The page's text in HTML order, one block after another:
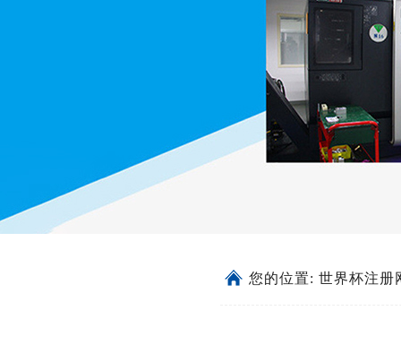
您的位置: 世界杯注册